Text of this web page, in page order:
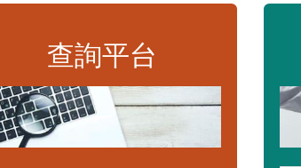
查詢平台